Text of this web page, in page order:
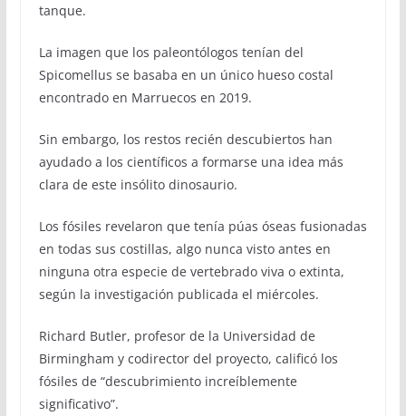
tanque.
La imagen que los paleontólogos tenían del
Spicomellus se basaba en un único hueso costal
encontrado en Marruecos en 2019.
Sin embargo, los restos recién descubiertos han
ayudado a los científicos a formarse una idea más
clara de este insólito dinosaurio.
Los fósiles revelaron que tenía púas óseas fusionadas
en todas sus costillas, algo nunca visto antes en
ninguna otra especie de vertebrado viva o extinta,
según la investigación publicada el miércoles.
Richard Butler, profesor de la Universidad de
Birmingham y codirector del proyecto, calificó los
fósiles de “descubrimiento increíblemente
significativo”.